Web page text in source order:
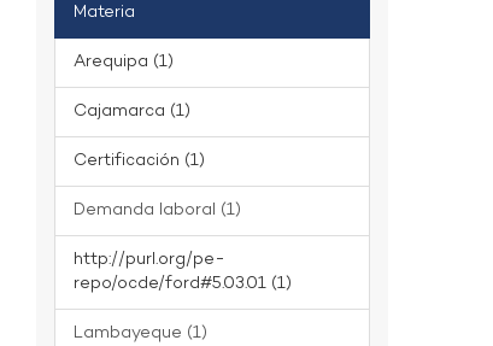
Materia
Arequipa (1)
Cajamarca (1)
Certificación (1)
Demanda laboral (1)
http://purl.org/pe-
repo/ocde/ford#5.03.01 (1)
Lambayeque (1)